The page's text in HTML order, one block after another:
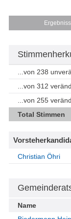
...von 238
...von 312
...von 255
Total Stimmen
Christian Öhri
Name